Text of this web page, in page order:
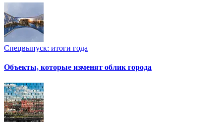
Спецвыпуск: итоги года
Объекты, которые изменят облик города